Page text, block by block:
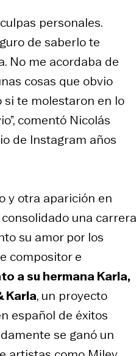
personales.
de saberlo te
No me acordaba de
cosas que obvio
si te molestaron en lo
comentó Nicolás
de Instagram años
y otra aparición en
una carrera
su amor por los
compositor e
a su hermana Karla,
Karla, un proyecto
español de éxitos
se ganó un